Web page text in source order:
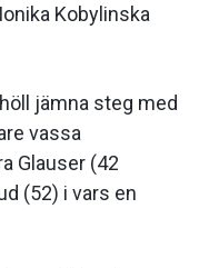
Kobylinska
jämna steg med
vassa
Glauser (42
(52) i vars en